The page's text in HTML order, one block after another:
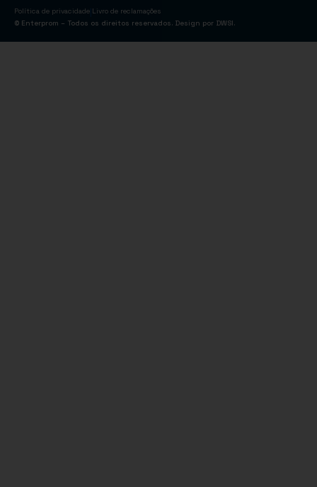
Política de privacidade Livro de reclamações
© Enterprom – Todos os direitos reservados. Design por DWSI.